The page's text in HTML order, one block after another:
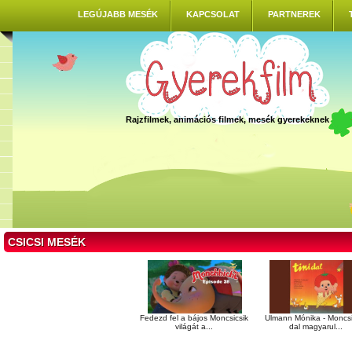
LEGÚJABB MESÉK KAPCSOLAT PARTNEREK
Rajzfilmek, animációs filmek, mesék gyerekeknek
CSICSI MESÉK
Fedezd fel a bájos Moncsicsik
világát a...
Ulmann Mónika -
dal magyarul...